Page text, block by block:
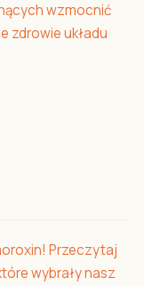
wzmocnić
zdrowie układu
Przeczytaj
wybrały nasz